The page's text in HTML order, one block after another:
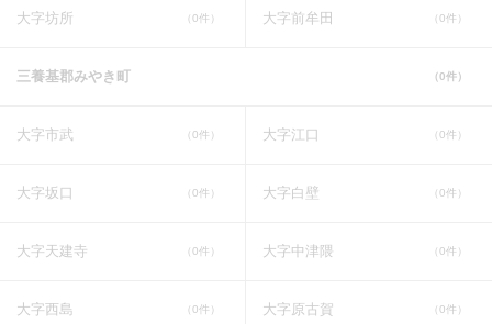
大字坊所 （0件） 大字前牟田 （0件）
三養基郡みやき町 （0件）
大字市武 （0件） 大字江口 （0件）
大字坂口 （0件） 大字白壁 （0件）
大字天建寺 （0件） 大字中津隈 （0件）
大字西島 （0件） 大字原古賀 （0件）